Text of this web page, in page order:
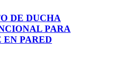
DE DUCHA
PARA
PARED